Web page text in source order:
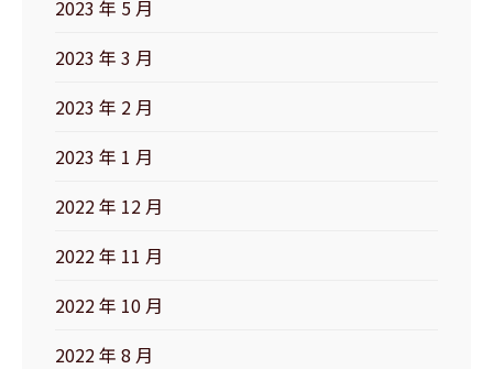
2023 年 5 月
2023 年 3 月
2023 年 2 月
2023 年 1 月
2022 年 12 月
2022 年 11 月
2022 年 10 月
2022 年 8 月